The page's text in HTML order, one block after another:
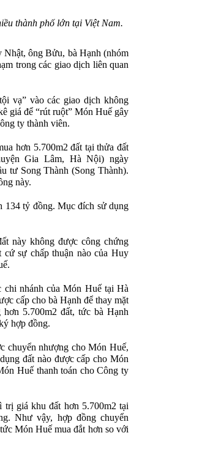
thành phố lớn tại Việt Nam.
ông Bửu, bà Hạnh (nhóm
trong các giao dịch liên quan
vạ” vào các giao dịch không
giá để “rút ruột” Món Huế gây
ty thành viên.
hơn 5.700m2 đất tại thửa đất
Gia Lâm, Hà Nội) ngày
tư Song Thành (Song Thành).
này.
134 tỷ đồng. Mục đích sử dụng
này không được công chứng
sự chấp thuận nào của Huy
nhánh của Món Huế tại Hà
cấp cho bà Hạnh để thay mặt
5.700m2 đất, tức bà Hạnh
hợp đồng.
chuyển nhượng cho Món Huế,
đất nào được cấp cho Món
Huế thanh toán cho Công ty
giá khu đất hơn 5.700m2 tại
Như vậy, hợp đồng chuyển
Món Huế mua đắt hơn so với